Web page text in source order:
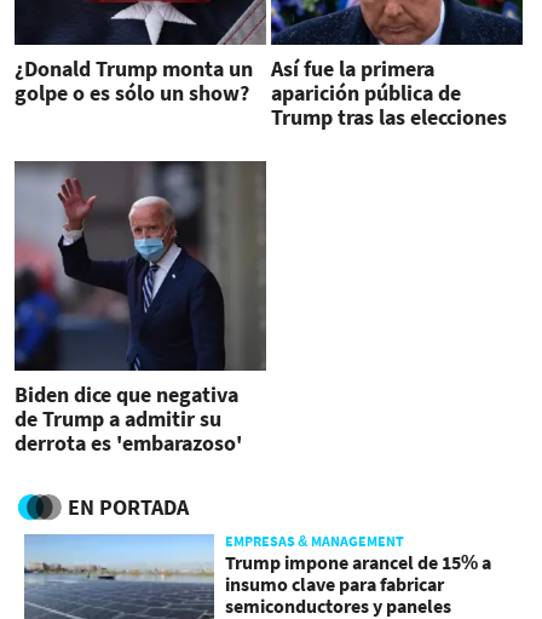
¿Donald Trump monta un
golpe o es sólo un show?
Así fue la primera
aparición pública de
Trump tras las elecciones
Biden dice que negativa
de Trump a admitir su
derrota es 'embarazoso'
EN PORTADA
EMPRESAS & MANAGEMENT
Trump impone arancel de 15% a
insumo clave para fabricar
semiconductores y paneles